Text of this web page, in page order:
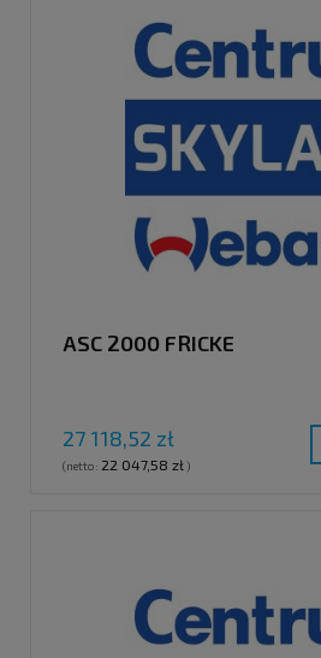
ASC 2000 FRICKE
27 118,52 zł
(netto: 22 047,58 zł)